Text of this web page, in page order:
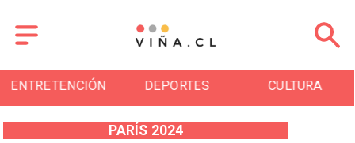
ENTRETENCIÓN DEPORTES CULTURA
PARÍS 2024